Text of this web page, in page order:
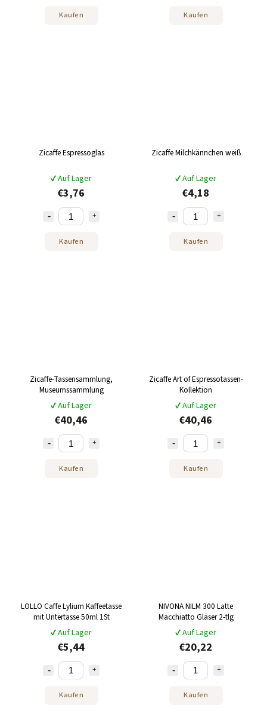
Kaufen Kaufen
Zicaffe Espressoglas
✔ Auf Lager
€3,76
Kaufen
Zicaffe Milchkännchen weiß
✔ Auf Lager
€4,18
Kaufen
Zicaffe-Tassensammlung,
Museumssammlung
✔ Auf Lager
€40,46
Kaufen
Zicaffe Art of Espressotassen-
Kollektion
✔ Auf Lager
€40,46
Kaufen
LOLLO Caffe Lylium Kaffeetasse
mit Untertasse 50ml 1St
✔ Auf Lager
€5,44
Kaufen
NIVONA NILM 300 Latte
Macchiatto Gläser 2-tlg
✔ Auf Lager
€20,22
Kaufen